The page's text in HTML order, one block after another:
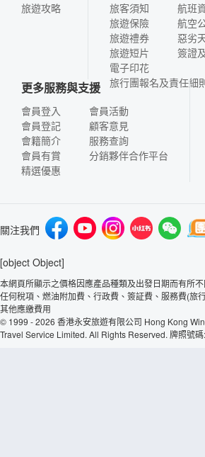
旅遊攻略
旅客須知
旅遊保險
旅遊禮券
旅遊短片
電子印花
航班
航空
惡劣
簽證
旅行團報名及責任細
更多服務與支援
會員登入
會員登記
會籍簡介
會員有賞
精選優惠
會員活動
顧客意見
服務查詢
分銷夥伴合作平台
關注我們
[object Object]
本網頁所顯示之價格因應產品種類及出發日期而有所
任何稅項、燃油附加費、行政費、簽証費、服務費(旅
其他應繳費用
© 1999 - 2026 香港永安旅遊有限公司 Hong Kong
Travel Service Limited. All Rights Reserved. 牌照號